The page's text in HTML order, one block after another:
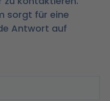
sorgt für eine
Antwort auf